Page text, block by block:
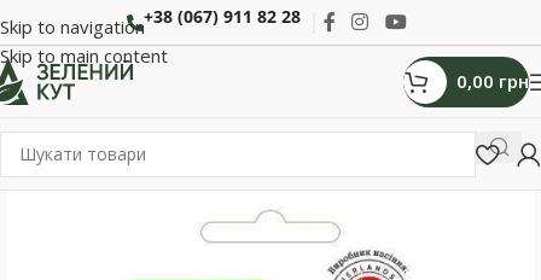
Skip to navigation
Skip to main content
+38 (067) 911 82 28
0,00 грн